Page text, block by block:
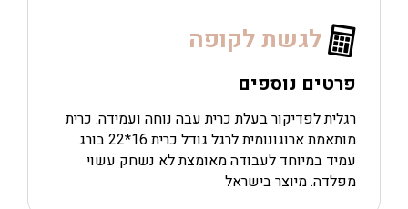
לגשת לקופה
פרטים נוספים
רגלית לפדיקור בעלת כרית עבה נוחה ועמידה. כרית
מותאמת ארוגונומית לרגל גודל כרית 16*22 בורג
עמיד במיוחד לעבודה מאומצת לא נשחק עשוי
מפלדה. מיוצר בישראל